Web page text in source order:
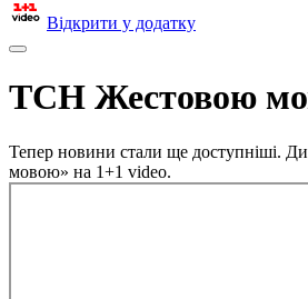
Відкрити у додатку
ТСН Жестовою
Тепер новини стали ще доступніші.
мовою» на 1+1 video.